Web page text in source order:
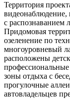
Территория
видеонаблюдение,
с распознаванием
Придомовая
озеленение по
многоуровневый
расположены
зоны отдыха с
прогулочные
автовладельцев